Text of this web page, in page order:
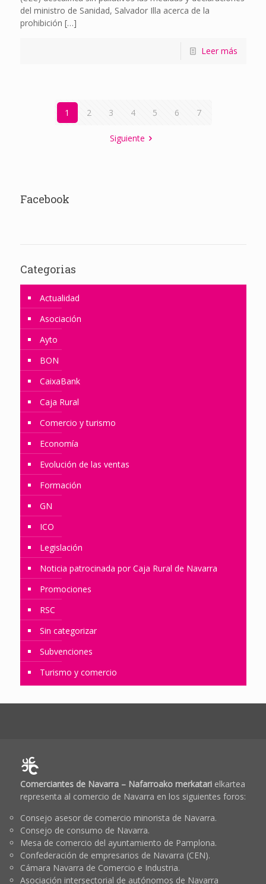
del ministro de Sanidad, Salvador Illa acerca de la
prohibición […]
Leer más
1 2 3 4 5 6 7
Siguiente
Facebook
Categorias
Actualidad
Asociación
Ayto
BON
CaixaBank
Caja Rural
Comercio y turismo
Economía
Evolución de las ventas
Formación
GN
ICO
Legislación
Noticia patrocinada por Caja Rural de Navarra
Promociones
RSC
Sin categorizar
Subvenciones
Turismo y comercio
Comerciantes de Navarra – Nafarroako merkatarielkartea
representa al comercio de Navarra en los siguientes foros:
Consejo asesor de comercio minorista de Navarra.
Consejo de consumo de Navarra.
Mesa de comercio del ayuntamiento de Pamplona.
Confederación de empresarios de Navarra (CEN).
Cámara Navarra de Comercio e Industria.
Asociación intersectorial de autónomos de Navarra